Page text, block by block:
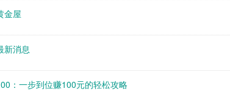
金屋
新消息
：一步到位赚100元的轻松攻略